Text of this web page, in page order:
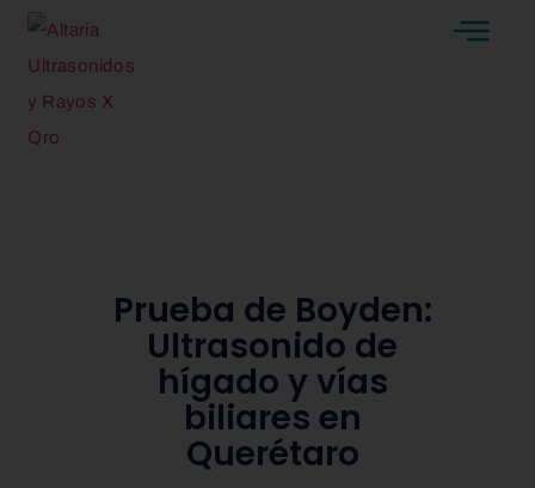
Prueba de Boyden:
Ultrasonido de
hígado y vías
biliares en
Querétaro